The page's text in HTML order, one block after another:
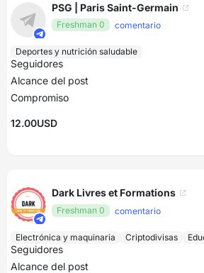
PSG | Paris Saint-Germain
Freshman 0 comentario
Deportes y nutrición saludable
Seguidores
Alcance del post
Compromiso
12.00USD
Dark Livres et Formations
Freshman 0 comentario
Electrónica y maquinaria Criptodivisas
Seguidores
Alcance del post